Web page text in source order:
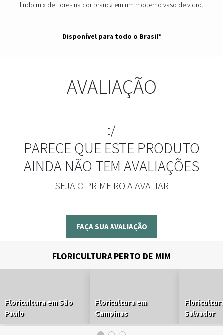
lindo mix de flores na cor branca em um moderno vaso de vidro.
Disponível para todo o Brasil*
AVALIAÇÃO
:/
PARECE QUE ESTE PRODUTO
AINDA NÃO TEM AVALIAÇÕES
SEJA O PRIMEIRO A AVALIAR
FAÇA SUA AVALIAÇÃO
FLORICULTURA PERTO DE MIM
Floricultura em São
Paulo
Floricultura em
Campinas
Salvador